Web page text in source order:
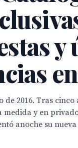
y
de 2016. Tras
medida y en
anoche su nueva